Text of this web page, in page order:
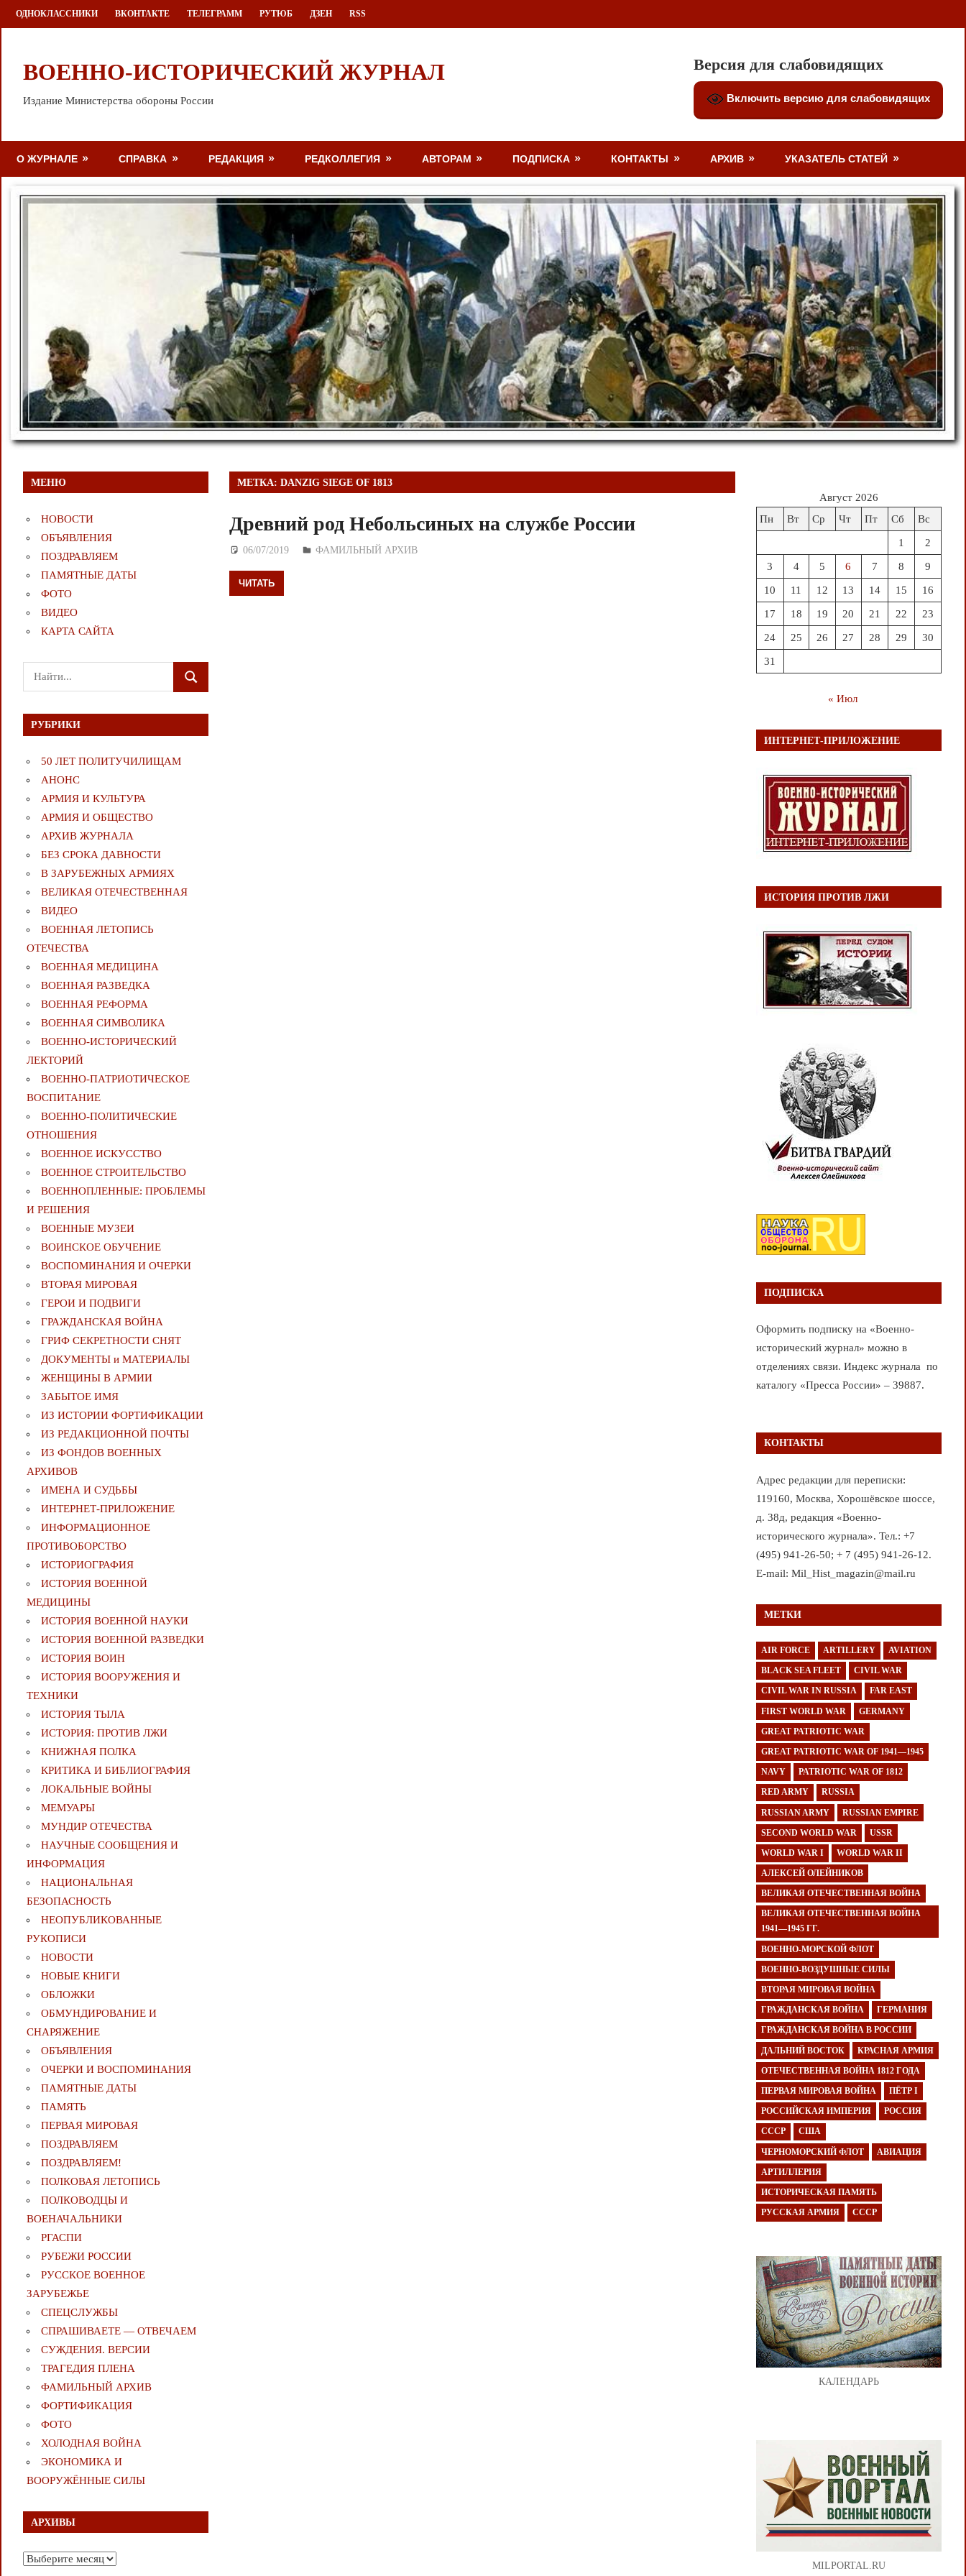
Перейти
к
ОДНОКЛАССНИКИ ВКОНТАКТЕ ТЕЛЕГРАММ РУТЮБ ДЗЕН RSS
ВОЕННО-ИСТОРИЧЕСКИЙ ЖУРНАЛ
Издание Министерства обороны России
Версия для слабовидящих
Включить версию для слабовидящих
О ЖУРНАЛЕ СПРАВКА РЕДАКЦИЯ РЕДКОЛЛЕГИЯ АВТОРАМ ПОДПИСКА КОНТАКТЫ АРХИВ УКАЗАТЕЛЬ СТАТЕЙ
МЕТКА:DANZIG SIEGE OF 1813
Древний род Небольсиных на службе России
06/07/2019 Дежурный по Редакции
ФАМИЛЬНЫЙ АРХИВ
ЧИТАТЬ
МЕНЮ
НОВОСТИ
ОБЪЯВЛЕНИЯ
ПОЗДРАВЛЯЕМ
ПАМЯТНЫЕ ДАТЫ
ФОТО
ВИДЕО
КАРТА САЙТА
Поиск
для:
ПОИСК
РУБРИКИ
50 ЛЕТ ПОЛИТУЧИЛИЩАМ
АНОНС
АРМИЯ И КУЛЬТУРА
АРМИЯ И ОБЩЕСТВО
АРХИВ ЖУРНАЛА
БЕЗ СРОКА ДАВНОСТИ
В ЗАРУБЕЖНЫХ АРМИЯХ
ВЕЛИКАЯ ОТЕЧЕСТВЕННАЯ
ВИДЕО
ВОЕННАЯ ЛЕТОПИСЬ
ОТЕЧЕСТВА
ВОЕННАЯ МЕДИЦИНА
ВОЕННАЯ РАЗВЕДКА
ВОЕННАЯ РЕФОРМА
ВОЕННАЯ СИМВОЛИКА
ВОЕННО-ИСТОРИЧЕСКИЙ
ЛЕКТОРИЙ
ВОЕННО-ПАТРИОТИЧЕСКОЕ
ВОСПИТАНИЕ
ВОЕННО-ПОЛИТИЧЕСКИE
ОТНОШЕНИЯ
ВОЕННОЕ ИСКУССТВО
ВОЕННОЕ СТРОИТЕЛЬСТВО
ВОЕННОПЛЕННЫЕ: ПРОБЛЕМЫ
И РЕШЕНИЯ
ВОЕННЫЕ МУЗЕИ
ВОИНСКОЕ ОБУЧЕНИЕ
ВОСПОМИНАНИЯ И ОЧЕРКИ
ВТОРАЯ МИРОВАЯ
ГЕРОИ И ПОДВИГИ
ГРАЖДАНСКАЯ ВОЙНА
ГРИФ СЕКРЕТНОСТИ СНЯТ
ДОКУМЕНТЫ и МАТЕРИАЛЫ
ЖЕНЩИНЫ В АРМИИ
ЗАБЫТОЕ ИМЯ
ИЗ ИСТОРИИ ФОРТИФИКАЦИИ
ИЗ РЕДАКЦИОННОЙ ПОЧТЫ
ИЗ ФОНДОВ ВОЕННЫХ
АРХИВОВ
ИМЕНА И СУДЬБЫ
ИНТЕРНЕТ-ПРИЛОЖЕНИЕ
ИНФОРМАЦИОННОЕ
ПРОТИВОБОРСТВО
ИСТОРИОГРАФИЯ
ИСТОРИЯ ВОЕННОЙ
МЕДИЦИНЫ
ИСТОРИЯ ВОЕННОЙ НАУКИ
ИСТОРИЯ ВОЕННОЙ РАЗВЕДКИ
ИСТОРИЯ ВОИН
ИСТОРИЯ ВООРУЖЕНИЯ И
ТЕХНИКИ
ИСТОРИЯ ТЫЛА
ИСТОРИЯ: ПРОТИВ ЛЖИ
КНИЖНАЯ ПОЛКА
КРИТИКА И БИБЛИОГРАФИЯ
ЛОКАЛЬНЫЕ ВОЙНЫ
МЕМУАРЫ
МУНДИР ОТЕЧЕСТВА
НАУЧНЫЕ СООБЩЕНИЯ И
ИНФОРМАЦИЯ
НАЦИОНАЛЬНАЯ
БЕЗОПАСНОСТЬ
НЕОПУБЛИКОВАННЫЕ
РУКОПИСИ
НОВОСТИ
НОВЫЕ КНИГИ
ОБЛОЖКИ
ОБМУНДИРОВАНИЕ И
СНАРЯЖЕНИЕ
ОБЪЯВЛЕНИЯ
ОЧЕРКИ И ВОСПОМИНАНИЯ
ПАМЯТНЫЕ ДАТЫ
ПАМЯТЬ
ПЕРВАЯ МИРОВАЯ
ПОЗДРАВЛЯЕМ
ПОЗДРАВЛЯЕМ!
ПОЛКОВАЯ ЛЕТОПИСЬ
ПОЛКОВОДЦЫ И
ВОЕНАЧАЛЬНИКИ
РГАСПИ
РУБЕЖИ РОССИИ
РУССКОЕ ВОЕННОЕ
ЗАРУБЕЖЬЕ
СПЕЦСЛУЖБЫ
СПРАШИВАЕТЕ — ОТВЕЧАЕМ
СУЖДЕНИЯ. ВЕРСИИ
ТРАГЕДИЯ ПЛЕНА
ФАМИЛЬНЫЙ АРХИВ
ФОРТИФИКАЦИЯ
ФОТО
ХОЛОДНАЯ ВОЙНА
ЭКОНОМИКА И
ВООРУЖЁННЫЕ СИЛЫ
АРХИВЫ
Архивы
Август 2026
Пн
Вт Ср Чт Пт Сб Вс
1 2
3 4 5 6 7 8 9
10 11 12 13 14 15 16
17 18 19 20 21 22 23
24 25 26 27 28 29 30
31
« Июл
ИНТЕРНЕТ-ПРИЛОЖЕНИЕ
ИСТОРИЯ ПРОТИВ ЛЖИ
ПОДПИСКА
Оформить подписку на «Военно-
исторический журнал» можно в
отделениях связи. Индекс журнала по
каталогу «Пресса России» – 39887.
КОНТАКТЫ
Адрес редакции для переписки:
119160, Москва, Хорошёвское шоссе,
д. 38д, редакция «Военно-
исторического журнала». Тел.: +7
(495) 941-26-50; + 7 (495) 941-26-12.
E-mail: Mil_Hist_magazin@mail.ru
МЕТКИ
AIR FORCE ARTILLERY AVIATION
BLACK SEA FLEET CIVIL WAR
CIVIL WAR IN RUSSIA FAR EAST
FIRST WORLD WAR GERMANY
GREAT PATRIOTIC WAR
GREAT PATRIOTIC WAR OF 1941—1945
NAVY PATRIOTIC WAR OF 1812
RED ARMY RUSSIA
RUSSIAN ARMY RUSSIAN EMPIRE
SECOND WORLD WAR USSR
WORLD WAR I WORLD WAR II
АЛЕКСЕЙ ОЛЕЙНИКОВ
ВЕЛИКАЯ ОТЕЧЕСТВЕННАЯ ВОЙНА
ВЕЛИКАЯ ОТЕЧЕСТВЕННАЯ ВОЙНА
1941—1945 ГГ.
ВОЕННО-МОРСКОЙ ФЛОТ
ВОЕННО-ВОЗДУШНЫЕ СИЛЫ
ВТОРАЯ МИРОВАЯ ВОЙНА
ГРАЖДАНСКАЯ ВОЙНА ГЕРМАНИЯ
ГРАЖДАНСКАЯ ВОЙНА В РОССИИ
ДАЛЬНИЙ ВОСТОК КРАСНАЯ АРМИЯ
ОТЕЧЕСТВЕННАЯ ВОЙНА 1812 ГОДА
ПЕРВАЯ МИРОВАЯ ВОЙНА ПЁТР I
РОССИЙСКАЯ ИМПЕРИЯ РОССИЯ
СССР США
ЧЕРНОМОРСКИЙ ФЛОТ АВИАЦИЯ
АРТИЛЛЕРИЯ
ИСТОРИЧЕСКАЯ ПАМЯТЬ
РУССКАЯ АРМИЯ СССР
КАЛЕНДАРЬ
MILPORTAL.RU